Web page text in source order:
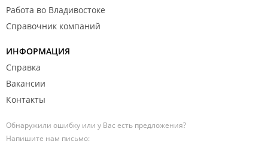
Работа во Владивостоке
Справочник компаний
ИНФОРМАЦИЯ
Справка
Вакансии
Контакты
Обнаружили ошибку или у Вас есть предложения?
Напишите нам письмо: